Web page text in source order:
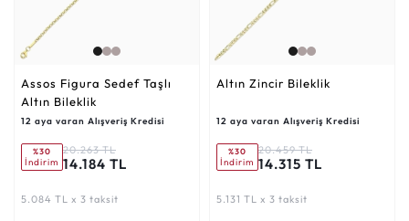
Assos Figura Sedef Taşlı
Altın Bileklik
12 aya varan Alışveriş Kredisi
%30
İndirim
20.263 TL
14.184 TL
5.084 TL x 3 taksit
Altın Zincir Bileklik
12 aya varan Alışveriş Kredisi
%30
İndirim
20.459 TL
14.315 TL
5.131 TL x 3 taksit